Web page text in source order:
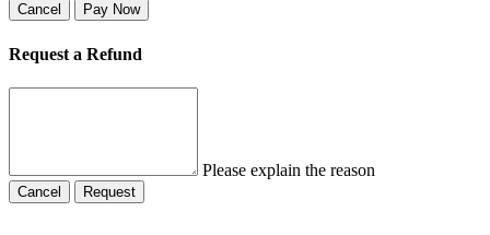
Cancel Pay Now
Request a Refund
Please explain the reason
Cancel Request